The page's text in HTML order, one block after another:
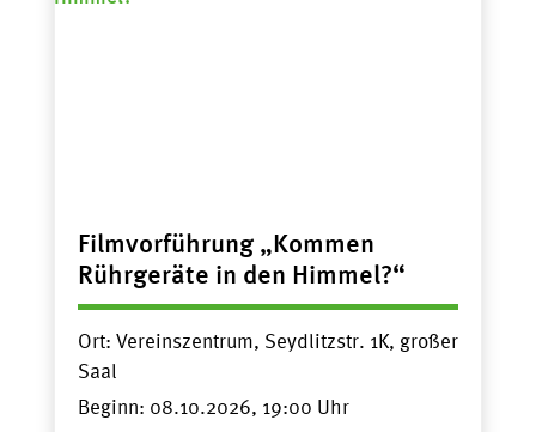
Filmvorführung „Kommen
Rührgeräte in den Himmel?“
Ort: Vereinszentrum, Seydlitzstr. 1K, großer
Saal
Beginn: 08.10.2026, 19:00